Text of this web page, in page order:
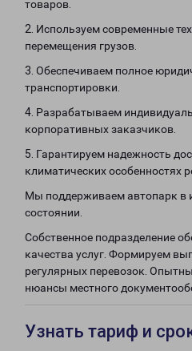
товаров.
2. Используем современные
перемещения грузов.
3. Обеспечиваем полное
транспортировки.
4. Разрабатываем
корпоративных заказчиков.
5. Гарантируем надежность
климатических особенностях
Мы поддерживаем автопарк в
состоянии.
Собственное подразделение
качества услуг. Формируем
регулярных перевозок.
нюансы местного
Узнать тариф и